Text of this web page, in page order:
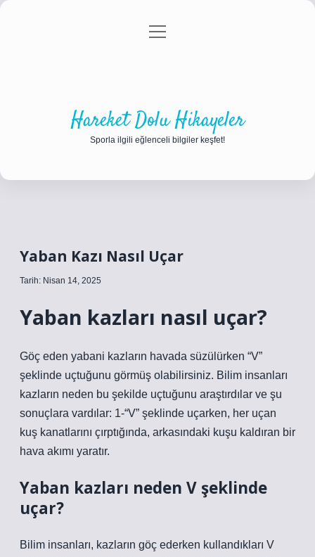
Gizlilik Politikası
menüyü
Hareket Dolu Hikayeler
Sporla ilgili eğlenceli bilgiler keşfet!
Yaban Kazı Nasıl Uçar
Tarih: Nisan 14, 2025
Yaban kazları nasıl uçar?
Göç eden yabani kazların havada süzülürken “V”
şeklinde uçtuğunu görmüş olabilirsiniz. Bilim insanları
kazların neden bu şekilde uçtuğunu araştırdılar ve şu
sonuçlara vardılar: 1-“V” şeklinde uçarken, her uçan
kuş kanatlarını çırptığında, arkasındaki kuşu kaldıran bir
hava akımı yaratır.
Yaban kazları neden V şeklinde
uçar?
Bilim insanları, kazların göç ederken kullandıkları V